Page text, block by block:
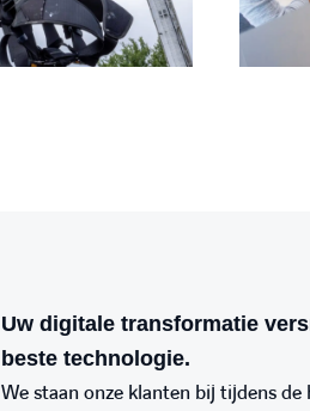
Uw digitale transformatie
beste technologie.
We staan onze klanten bij tijdens